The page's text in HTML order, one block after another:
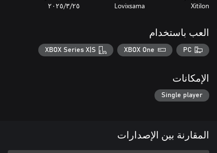
Xitilon
Lovixsama ٢٥‏/٣‏/٢٠٢٥
العب باستخدام
PC
XBOX One
XBOX Series X|S
الإمكانات
Single player
المقارنة بين الإصدارات